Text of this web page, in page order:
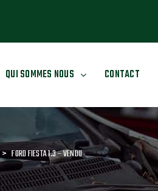
QUI SOMMES NOUS CONTACT
> FORD FIESTA 1.3 – VENDU